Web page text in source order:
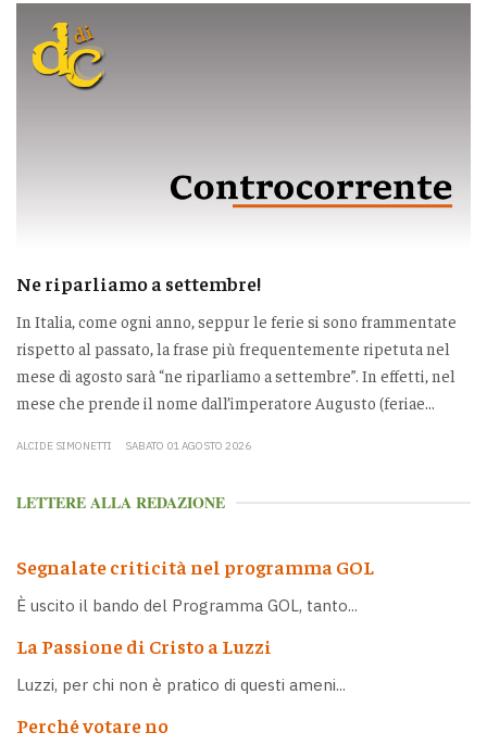
Ne riparliamo a settembre!
In Italia, come ogni anno, seppur le ferie si sono frammentate
rispetto al passato, la frase più frequentemente ripetuta nel
mese di agosto sarà “ne riparliamo a settembre”. In effetti, nel
mese che prende il nome dall’imperatore Augusto (feriae...
ALCIDE SIMONETTI SABATO 01 AGOSTO 2026
LETTERE ALLA REDAZIONE
Segnalate criticità nel programma GOL
È uscito il bando del Programma GOL, tanto...
La Passione di Cristo a Luzzi
Luzzi, per chi non è pratico di questi ameni...
Perché votare no